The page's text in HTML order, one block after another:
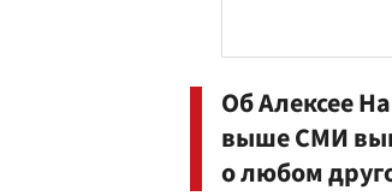
Об Алексее
выше СМИ
о любом